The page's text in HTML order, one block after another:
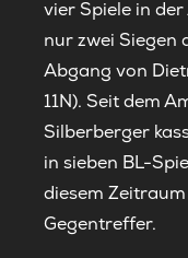
vier Spiele in
nur zwei Siegen
Abgang von
11N). Seit dem
Silberberger
in sieben BL-
diesem
Gegentreffer.